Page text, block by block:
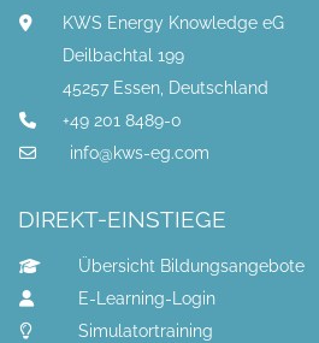
KWS Energy Knowledge eG
Deilbachtal 199
45257 Essen, Deutschland
+49 201 8489-0
info@kws-eg.com
DIREKT-EINSTIEGE
Übersicht Bildungsangebote
E-Learning-Login
Simulatortraining